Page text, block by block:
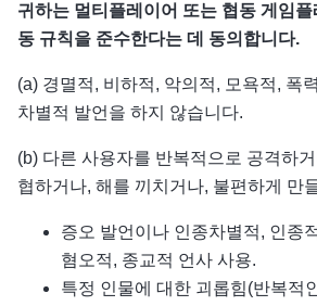
귀하는 멀티플레이어 또는 협동 게임
동 규칙을 준수한다는 데 동의합니다.
(a) 경멸적, 비하적, 악의적, 모욕적, 폭
차별적 발언을 하지 않습니다.
(b) 다른 사용자를 반복적으로 공격하
협하거나, 해를 끼치거나, 불편하게 만
증오 발언이나 인종차별적, 인종
혐오적, 종교적 언사 사용.
특정 인물에 대한 괴롭힘(반복적